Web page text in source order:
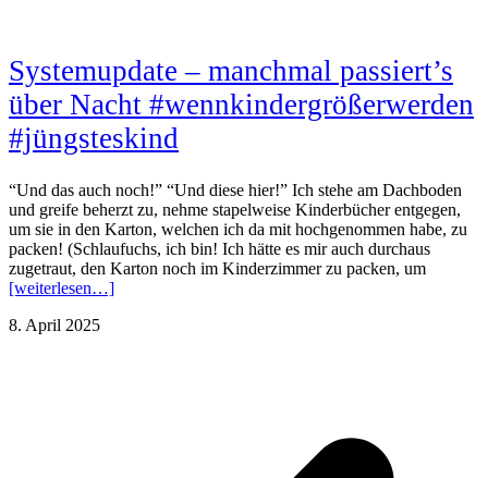
Systemupdate – manchmal passiert’s
über Nacht #wennkindergrößerwerden
#jüngsteskind
“Und das auch noch!” “Und diese hier!” Ich stehe am Dachboden
und greife beherzt zu, nehme stapelweise Kinderbücher entgegen,
um sie in den Karton, welchen ich da mit hochgenommen habe, zu
packen! (Schlaufuchs, ich bin! Ich hätte es mir auch durchaus
zugetraut, den Karton noch im Kinderzimmer zu packen, um
[weiterlesen…]
8. April 2025